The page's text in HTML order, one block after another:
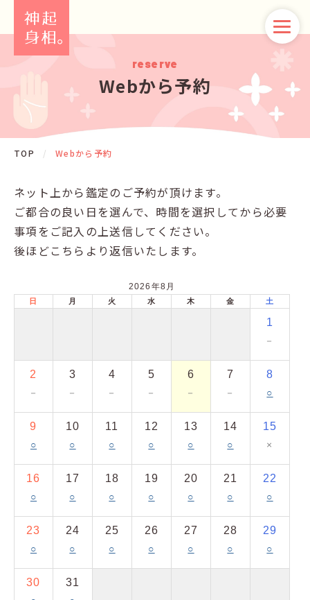
reserve
Webから予約
TOP / Webから予約
ネット上から鑑定のご予約が頂けます。
ご都合の良い日を選んで、時間を選択してから必要
事項をご記入の上送信してください。
後ほどこちらより返信いたします。
2026年8月
日 月 火 水 木 金 土
1
－
2
－
3
－
4
－
5
－
6
－
7
－
8
○
9
○
10
○
11
○
12
○
13
○
14
○
15
×
16
○
17
○
18
○
19
○
20
○
21
○
22
○
23
○
24
○
25
○
26
○
27
○
28
○
29
○
30 31